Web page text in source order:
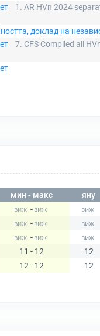
1. AR HVn 2024
доклад на
7. CFS Compiled all
мин - макс яну
-
-
-
11 - 12 12
12 - 12 12